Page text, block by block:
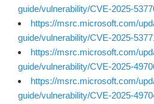
guide/vulnerability/CVE-2025-
https://msrc.microsoft.com/
guide/vulnerability/CVE-2025-
https://msrc.microsoft.com/
guide/vulnerability/CVE-2025-
https://msrc.microsoft.com/
guide/vulnerability/CVE-2025-